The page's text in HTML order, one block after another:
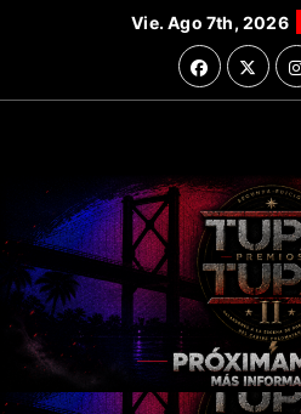
Vie. Ago 7th, 2026